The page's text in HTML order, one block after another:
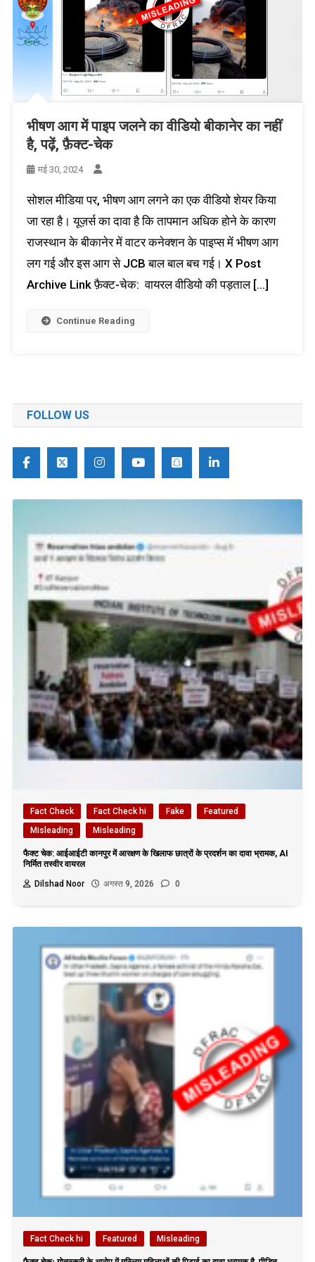
भीषण आग में पाइप जलने का वीडियो बीकानेर का नहीं
है, पढ़ें, फ़ैक्ट-चेक
मई 30, 2024
सोशल मीडिया पर, भीषण आग लगने का एक वीडियो शेयर किया
जा रहा है। यूज़र्स का दावा है कि तापमान अधिक होने के कारण
राजस्थान के बीकानेर में वाटर कनेक्शन के पाइप्स में भीषण आग
लग गई और इस आग से JCB बाल बाल बच गई। X Post
Archive Link फ़ैक्ट-चेक: वायरल वीडियो की पड़ताल […]
Continue Reading
FOLLOW US
Fact Check Fact Check hi Fake
Featured
Misleading
Misleading
फैक्ट चेक: आईआईटी कानपुर में आरक्षण के खिलाफ छात्रों के प्रदर्शन का दावा भ्रामक, AI
निर्मित तस्वीर वायरल
Dilshad Noor
अगस्त 9, 2026 0
Fact Check hi Featured Misleading